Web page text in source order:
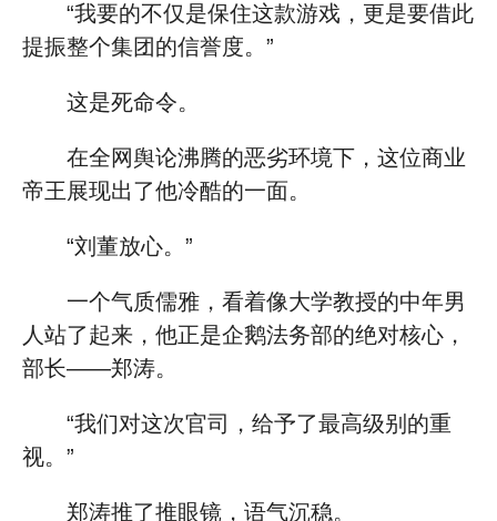
“我要的不仅是保住这款游戏，更是要借此
提振整个集团的信誉度。”
这是死命令。
在全网舆论沸腾的恶劣环境下，这位商业
帝王展现出了他冷酷的一面。
“刘董放心。”
一个气质儒雅，看着像大学教授的中年男
人站了起来，他正是企鹅法务部的绝对核心，
部长——郑涛。
“我们对这次官司，给予了最高级别的重
视。”
郑涛推了推眼镜，语气沉稳。